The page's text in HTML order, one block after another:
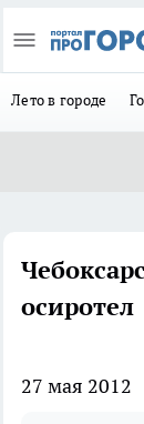
Лето в городе
осиротел
27 мая 2012